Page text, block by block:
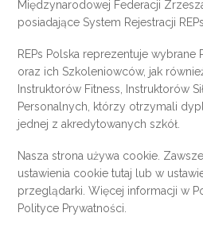
Międzynarodowej Federacji
posiadające System Rejestracji
REPs Polska reprezentuje
oraz ich Szkoleniowców, jak
Instruktorów Fitness, Instruktorów
Personalnych, którzy otrzymali
jednej z akredytowanych szkół.
Nasza strona używa cookie.
ustawienia cookietutaj lub w
przeglądarki. Więcej informacji w
Polityce Prywatności.